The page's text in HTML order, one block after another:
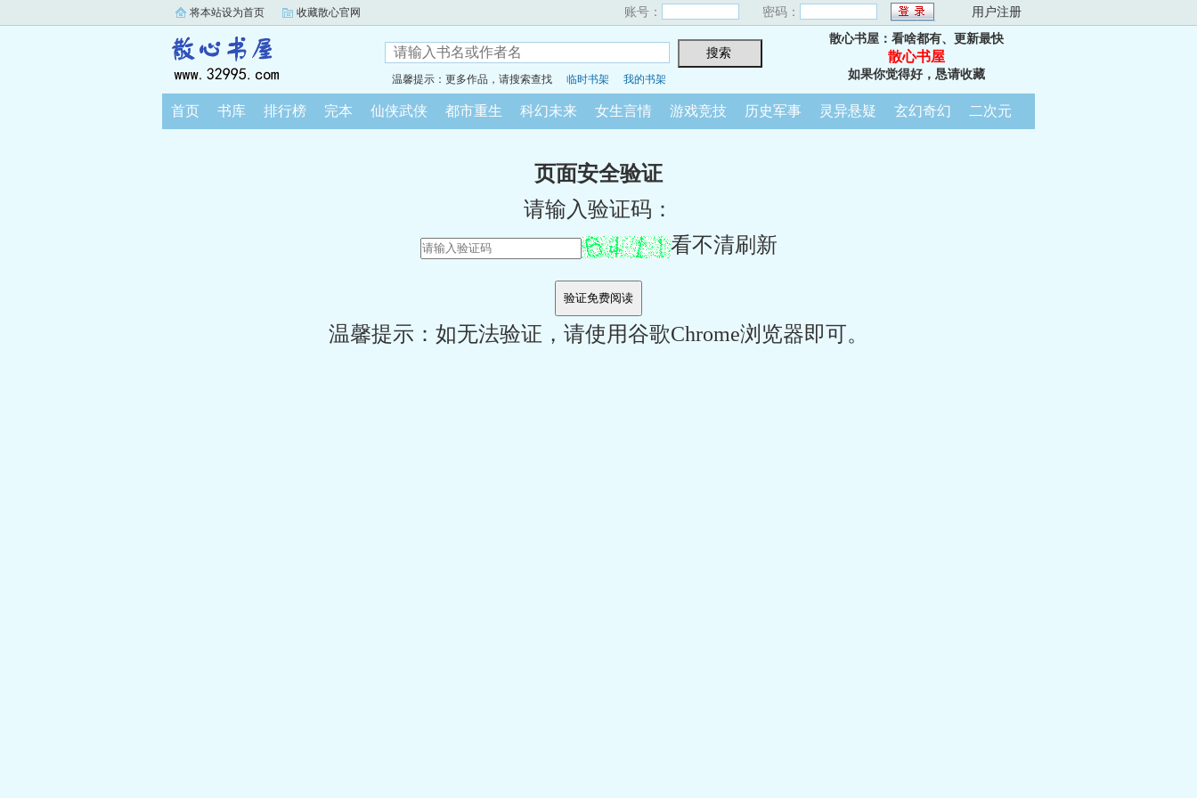
将本站设为首页 收藏散心官网 账号： 密码： 用户注册
温馨提示：更多作品，请搜索查找 临时书架 我的书架
散心书屋：看啥都有、更新最快
散心书屋
如果你觉得好，恳请收藏
首页 书库 排行榜 完本 仙侠武侠 都市重生 科幻未来 女生言情 游戏竞技 历史军事 灵异悬疑 玄幻奇幻 二次元
页面安全验证
请输入验证码：
看不清刷新
温馨提示：如无法验证，请使用谷歌Chrome浏览器即可。